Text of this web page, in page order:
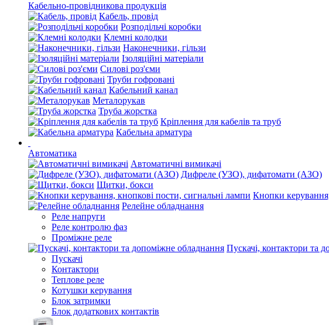
Кабельно-провідникова продукція
Кабель, провід
Розподільчі коробки
Клемні колодки
Наконечники, гільзи
Ізоляційні матеріали
Силові роз'єми
Труби гофровані
Кабельний канал
Металорукав
Труба жорстка
Кріплення для кабелів та труб
Кабельна арматура
Автоматика
Автоматичні вимикачі
Дифреле (УЗО), дифатомати (АЗО)
Щитки, бокси
Кнопки
Релейне обладнання
Реле напруги
Реле контролю фаз
Проміжне реле
Пускачі, контактори та
Пускачі
Контактори
Теплове реле
Котушки керування
Блок затримки
Блок додаткових контактів